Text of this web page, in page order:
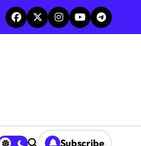
Subscribe